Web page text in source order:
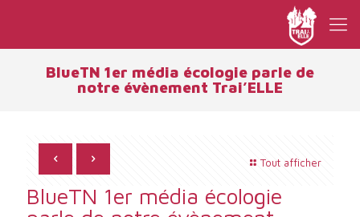
BlueTN 1er média écologie parle de
notre évènement Trai’ELLE
Tout afficher
BlueTN 1er média écologie